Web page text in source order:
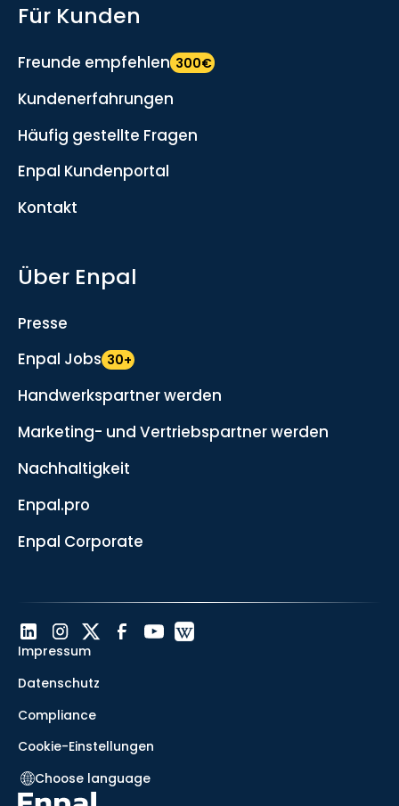
Für Kunden
Freunde empfehlen 300€
Kundenerfahrungen
Häufig gestellte Fragen
Enpal Kundenportal
Kontakt
Über Enpal
Presse
Enpal Jobs 30+
Handwerkspartner werden
Marketing- und Vertriebspartner werden
Nachhaltigkeit
Enpal.pro
Enpal Corporate
Impressum
Datenschutz
Compliance
Cookie-Einstellungen
Choose language